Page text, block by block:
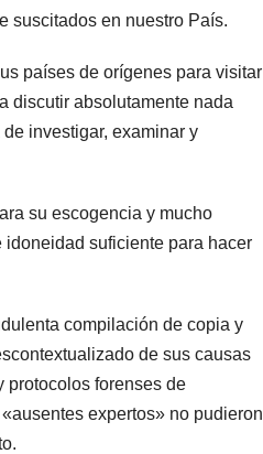
suscitados en nuestro País.
países de orígenes para visitar
discutir absolutamente nada
investigar, examinar y
su escogencia y mucho
suficiente para hacer
compilación de copia y
de sus causas
protocolos forenses de
expertos» no pudieron